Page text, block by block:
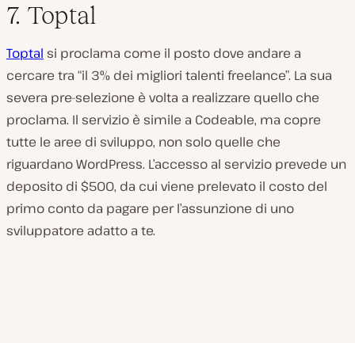
7. Toptal
Toptal si proclama come il posto dove andare a
cercare tra “il 3% dei migliori talenti freelance”. La sua
severa pre-selezione è volta a realizzare quello che
proclama. Il servizio è simile a Codeable, ma copre
tutte le aree di sviluppo, non solo quelle che
riguardano WordPress. L’accesso al servizio prevede un
deposito di $500, da cui viene prelevato il costo del
primo conto da pagare per l’assunzione di uno
sviluppatore adatto a te.